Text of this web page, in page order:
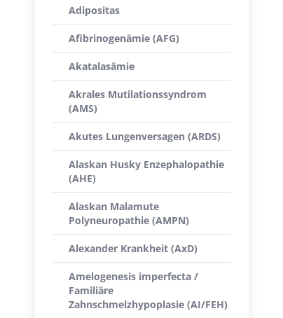
Adipositas
Afibrinogenämie (AFG)
Akatalasämie
Akrales Mutilationssyndrom
(AMS)
Akutes Lungenversagen (ARDS)
Alaskan Husky Enzephalopathie
(AHE)
Alaskan Malamute
Polyneuropathie (AMPN)
Alexander Krankheit (AxD)
Amelogenesis imperfecta /
Familiäre
Zahnschmelzhypoplasie (AI/FEH)